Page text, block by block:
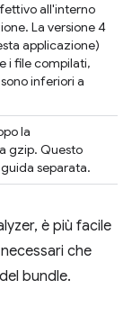
all'interno
La versione 4
applicazione)
i file compilati,
inferiori a
la
gzip. Questo
separata.
è più facile
che
bundle.